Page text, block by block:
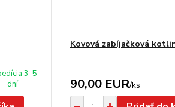
3-5
dní
Kovová zabíjačková
90,00 EUR/ks